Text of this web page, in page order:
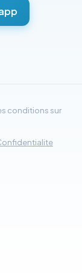
conditions sur